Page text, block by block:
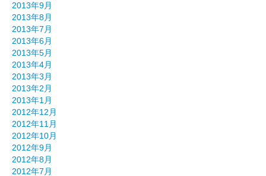
2013年9月
2013年8月
2013年7月
2013年6月
2013年5月
2013年4月
2013年3月
2013年2月
2013年1月
2012年12月
2012年11月
2012年10月
2012年9月
2012年8月
2012年7月